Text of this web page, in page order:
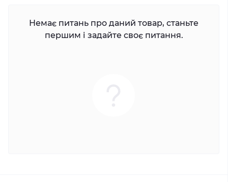
Немає питань про даний товар, станьте
першим і задайте своє питання.